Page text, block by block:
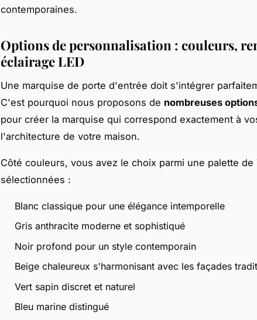
contemporaines.
Options de personnalisation : couleurs,
éclairage LED
Une marquise de porte d'entrée doit s'intégrer
C'est pourquoi nous proposons de nombreuses
pour créer la marquise qui correspond exactement à
l'architecture de votre maison.
Côté couleurs, vous avez le choix parmi une palette
sélectionnées :
Blanc classique pour une élégance intemporelle
Gris anthracite moderne et sophistiqué
Noir profond pour un style contemporain
Beige chaleureux s'harmonisant avec les façades
Vert sapin discret et naturel
Bleu marine distingué